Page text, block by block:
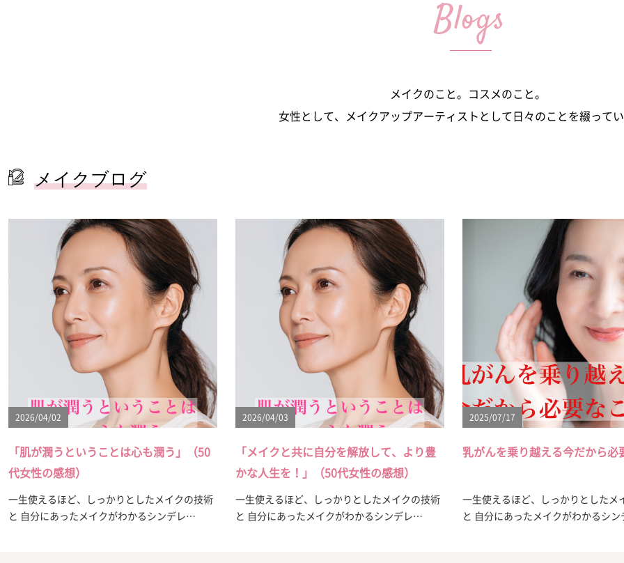
メイクのこと。コスメのこと。
女性として、メイクアップアーティストとして日々のことを綴って
メイクブログ
2026/04/02
「肌が潤うということは心も潤う」（50
代女性の感想）
一生使えるほど、しっかりとしたメイクの技術
と 自分にあったメイクがわかるシンデレ…
2026/04/03
「メイクと共に自分を解放して、より豊
かな人生を！」（50代女性の感想）
一生使えるほど、しっかりとしたメイクの技術
と 自分にあったメイクがわかるシンデレ…
2025/07/17
乳がんを乗り越える今だから必
一生使えるほど、しっかりとしたメ
と 自分にあったメイクがわかるシ